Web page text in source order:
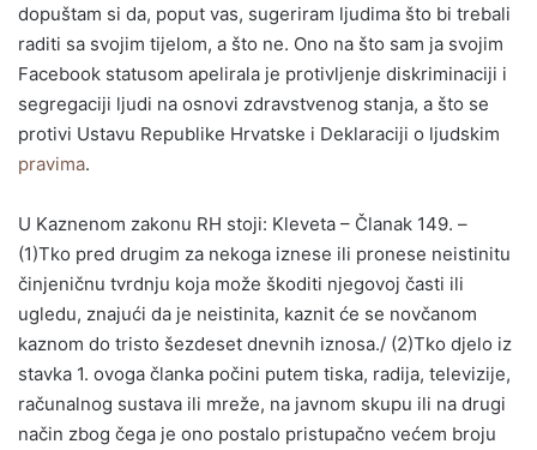
dopuštam si da, poput vas, sugeriram ljudima što bi trebali
raditi sa svojim tijelom, a što ne. Ono na što sam ja svojim
Facebook statusom apelirala je protivljenje diskriminaciji i
segregaciji ljudi na osnovi zdravstvenog stanja, a što se
protivi Ustavu Republike Hrvatske i Deklaraciji o ljudskim
pravima.
U Kaznenom zakonu RH stoji: Kleveta – Članak 149. –
(1)Tko pred drugim za nekoga iznese ili pronese neistinitu
činjeničnu tvrdnju koja može škoditi njegovoj časti ili
ugledu, znajući da je neistinita, kaznit će se novčanom
kaznom do tristo šezdeset dnevnih iznosa./ (2)Tko djelo iz
stavka 1. ovoga članka počini putem tiska, radija, televizije,
računalnog sustava ili mreže, na javnom skupu ili na drugi
način zbog čega je ono postalo pristupačno većem broju